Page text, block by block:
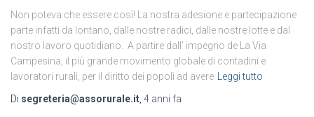
Non poteva che essere così! La nostra adesione e partecipazione
parte infatti da lontano, dalle nostre radici, dalle nostre lotte e dal
nostro lavoro quotidiano. A partire dall’ impegno de La Via
Campesina, il più grande movimento globale di contadini e
lavoratori rurali, per il diritto dei popoli ad avere
Leggi tutto
Di segreteria@assorurale.it 4 anni fa